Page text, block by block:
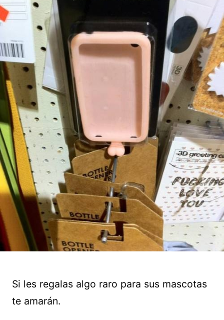
Si les regalas algo raro para sus mascotas
te amarán.